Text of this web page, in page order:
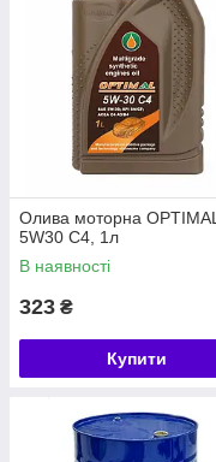
Олива моторна OPTIMAL
5W30 С4, 1л
В наявності
323 ₴
Купити